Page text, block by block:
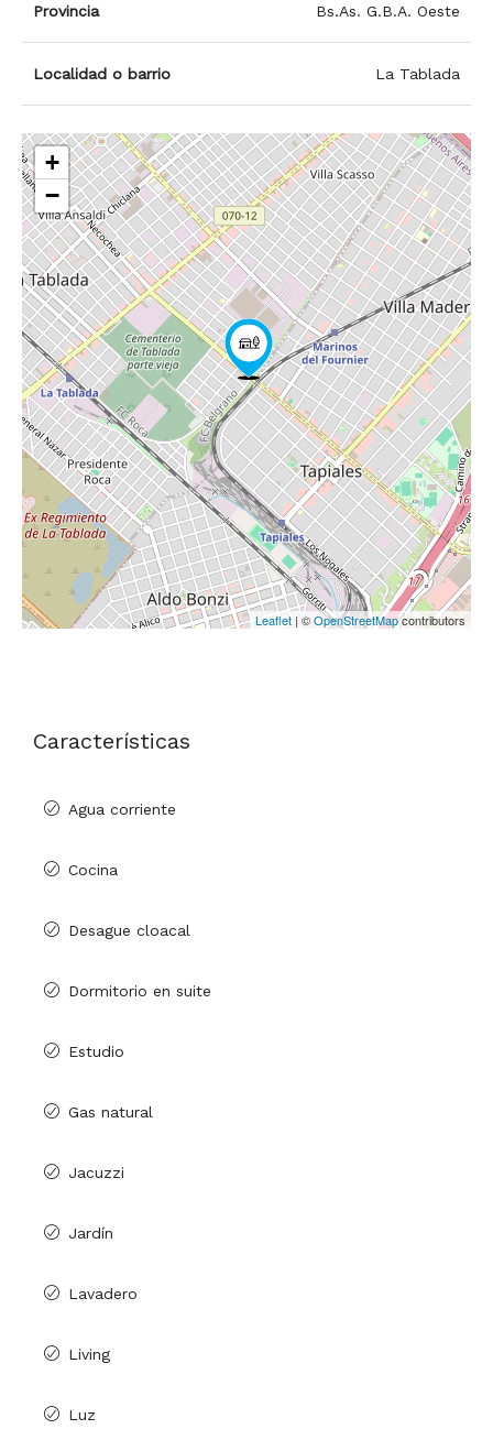
Provincia Bs.As. G.B.A. Oeste
Localidad o barrio La Tablada
+
−
Leaflet | ©OpenStreetMapcontributors
Características
Agua corriente
Cocina
Desague cloacal
Dormitorio en suite
Estudio
Gas natural
Jacuzzi
Jardín
Lavadero
Living
Luz